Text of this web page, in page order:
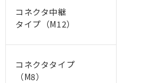
コネクタ中継
タイプ（M12）
コネクタタイプ
（M8）